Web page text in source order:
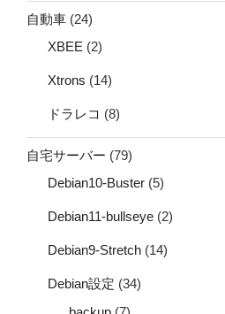
自動車 (24)
XBEE (2)
Xtrons (14)
ドラレコ (8)
自宅サーバー (79)
Debian10-Buster (5)
Debian11-bullseye (2)
Debian9-Stretch (14)
Debian設定 (34)